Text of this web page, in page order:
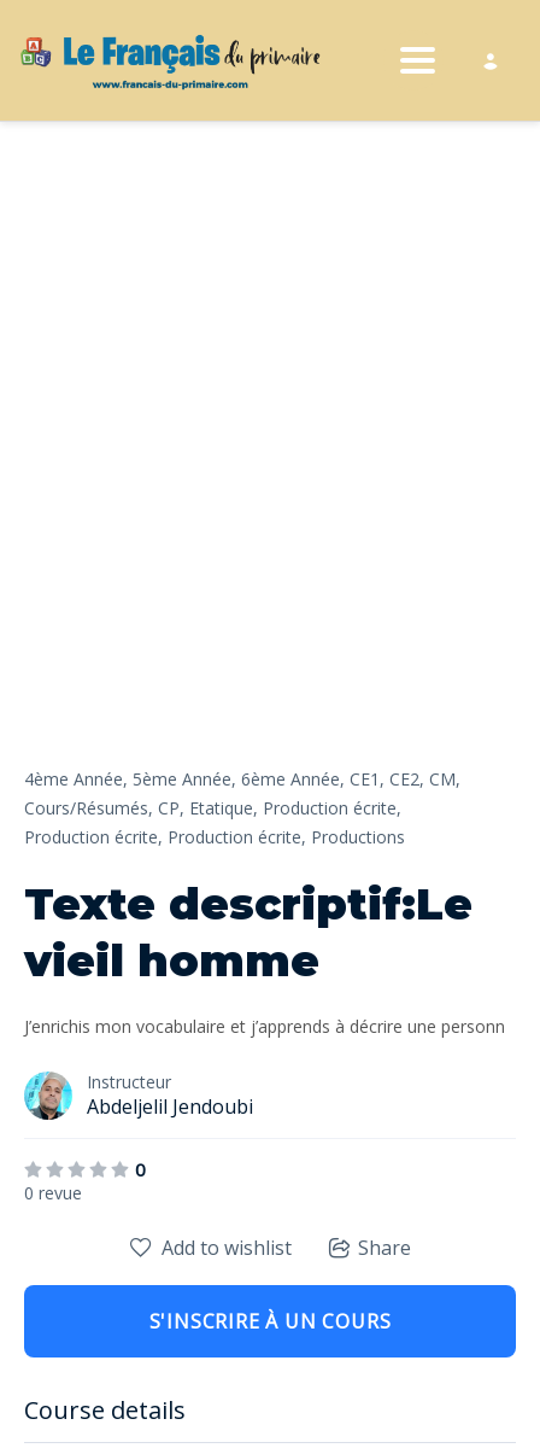
Toggle
4ème Année, 5ème Année, 6ème Année, CE1, CE2, CM,
Cours/Résumés, CP, Etatique, Production écrite,
Production écrite, Production écrite, Productions
Texte descriptif:Le
vieil homme
J’enrichis mon vocabulaire et j’apprends à décrire une personn
Instructeur
Abdeljelil Jendoubi
0
0 revue
Add to wishlist Share
S'INSCRIRE À UN COURS
Course details